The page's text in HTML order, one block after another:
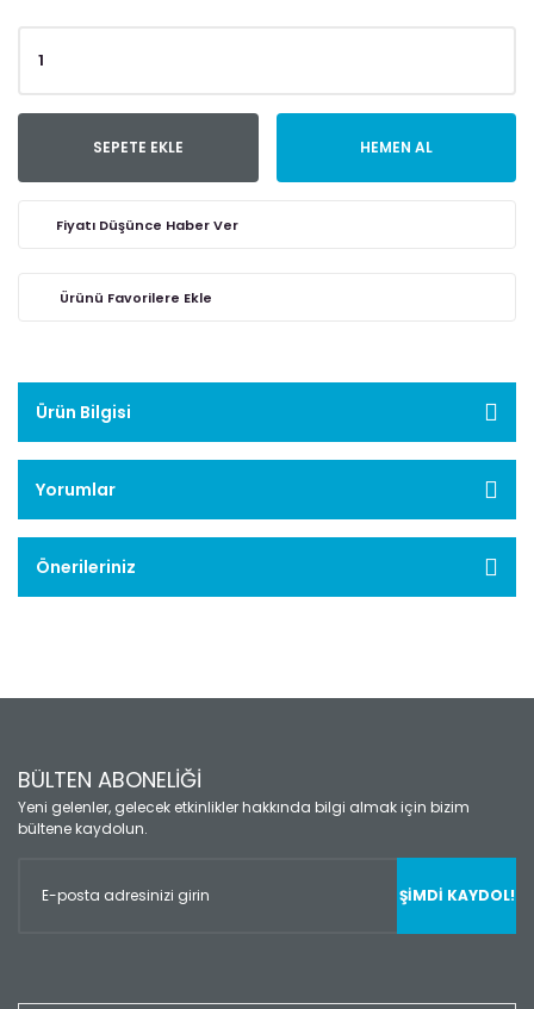
SEPETE EKLE HEMEN AL
Fiyatı Düşünce Haber Ver
Ürün Bilgisi
Yorumlar
Önerileriniz
BÜLTEN ABONELİĞİ
Yeni gelenler, gelecek etkinlikler hakkında bilgi almak için bizim
bültene kaydolun.
ŞİMDİ KAYDOL!